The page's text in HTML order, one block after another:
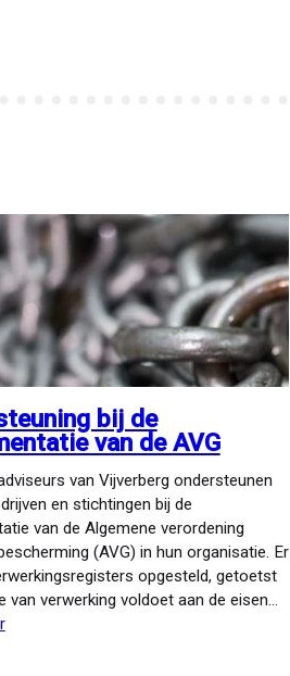
bij de
van de AVG
van Vijverberg ondersteunen
en stichtingen bij de
van de Algemene verordening
(AVG) in hun organisatie. Er
opgesteld, getoetst
van verwerking voldoet aan de eisen…
over